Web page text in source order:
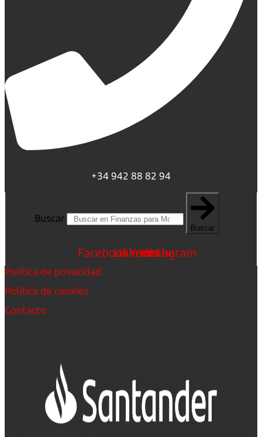
+34 942 88 82 94
Buscar
Buscar
FacebookLinkedin
Youtube
Instagram
Política de privacidad
Política de cookies
Contacto